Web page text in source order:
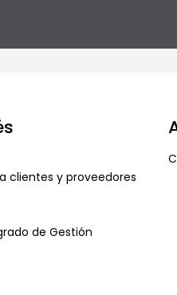
clientes y proveedores
de Gestión